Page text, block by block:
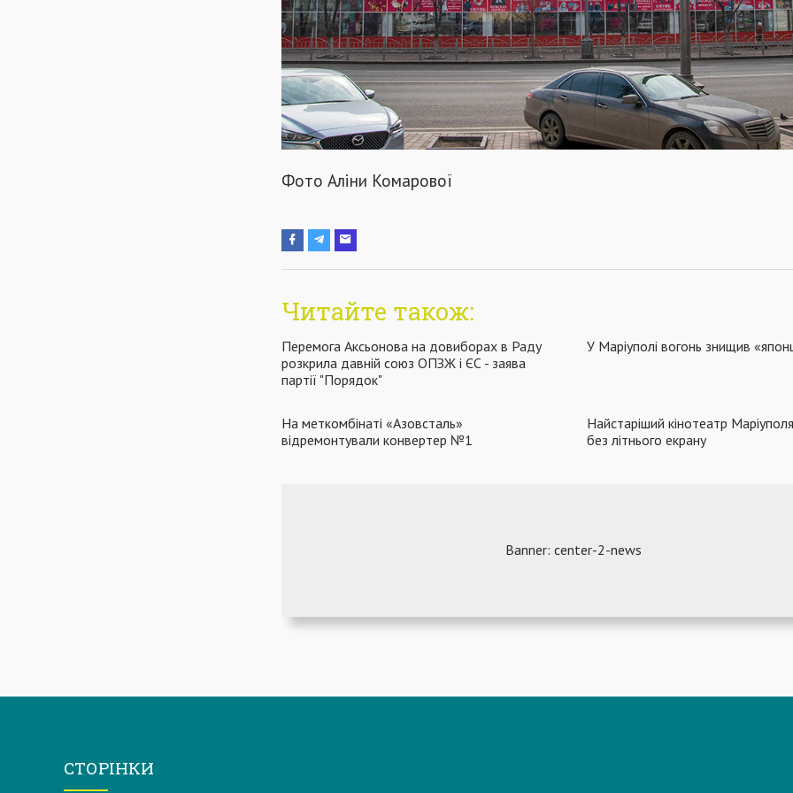
Фото Аліни Комарової
Читайте також:
Перемога Аксьонова на довиборах в Раду
розкрила давній союз ОПЗЖ і ЄС - заява
партії "Порядок"
У Маріуполі вогонь знищив
На меткомбінаті «Азовсталь»
відремонтували конвертер №1
Найстаріший кінотеатр
без літнього екрану
СТОРІНКИ